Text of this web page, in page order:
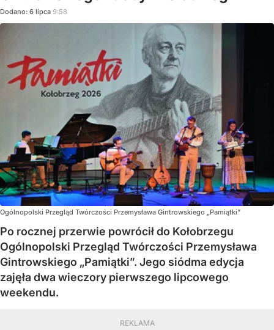
Dodano: 6 lipca 9:58
Ogólnopolski Przegląd Twórczości Przemysława Gintrowskiego „Pamiątki”
Po rocznej przerwie powrócił do Kołobrzegu
Ogólnopolski Przegląd Twórczości Przemysława
Gintrowskiego „Pamiątki”. Jego siódma edycja
zajęła dwa wieczory pierwszego lipcowego
weekendu.